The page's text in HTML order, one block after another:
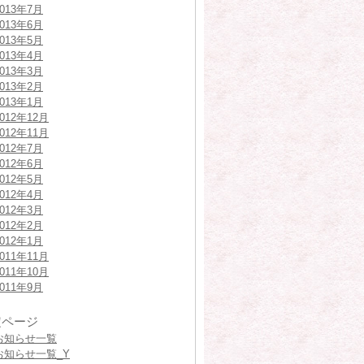
年7月
年6月
年5月
年4月
年3月
年2月
年1月
年12月
年11月
年7月
年6月
年5月
年4月
年3月
年2月
年1月
年11月
年10月
年9月
ージ
知らせ一覧
知らせ一覧_Y